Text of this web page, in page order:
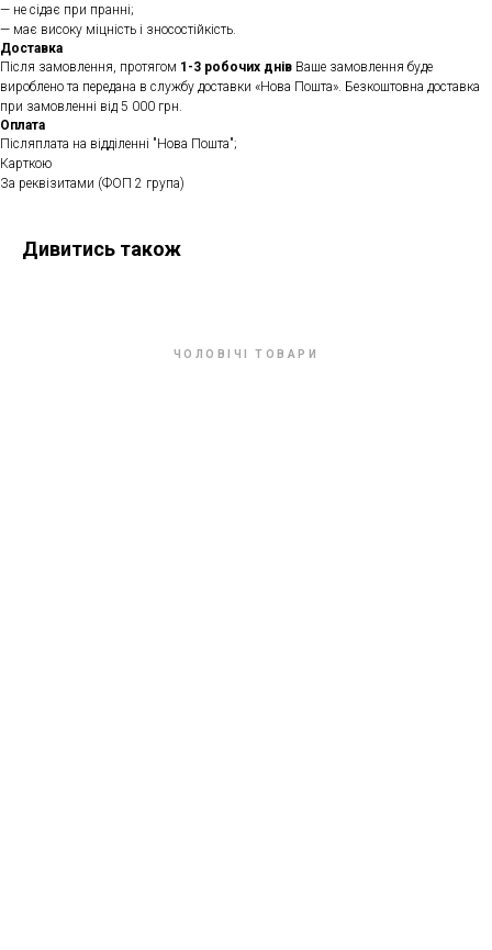
— не сідає при пранні;
— має високу міцність і зносостійкість.
Доставка
Після замовлення, протягом 1-3 робочих днів Ваше замовлення буде
вироблено та передана в службу доставки «Нова Пошта». Безкоштовна доставка
при замовленні від 5 000 грн.
Оплата
Післяплата на відділенні "Нова Пошта";
Карткою
За реквізитами (ФОП 2 група)
Дивитись також
ЧОЛОВІЧІ ТОВАРИ